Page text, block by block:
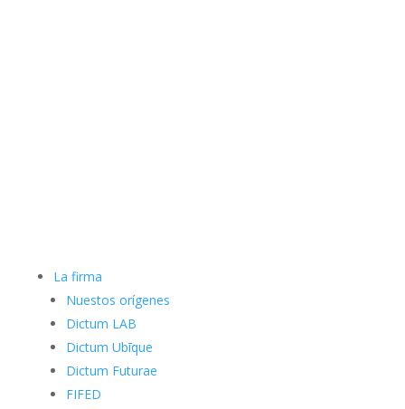
La firma
Nuestos orígenes
Dictum LAB
Dictum Ubīque
Dictum Futurae
FIFED